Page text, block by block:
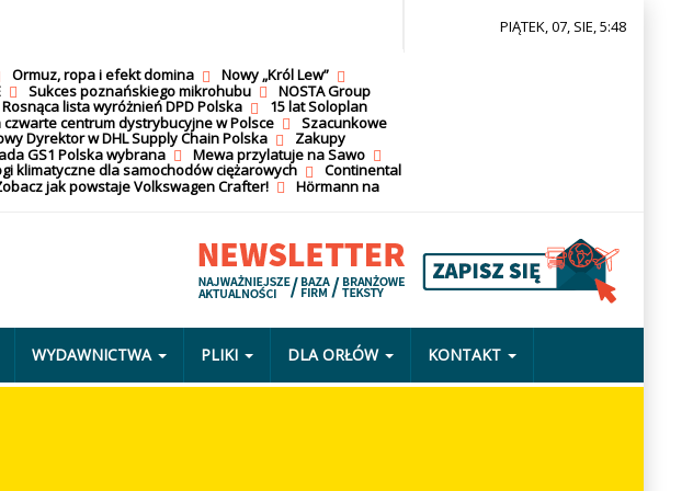
Ormuz, ropa i efekt domina
Nowy „Król Lew”
Sukces poznańskiego mikrohubu
NOSTA Group
Rosnąca lista wyróżnień DPD Polska
15 lat Soloplan
centrum dystrybucyjne w Polsce
Szacunkowe
Dyrektor w DHL Supply Chain Polska
Zakupy
GS1 Polska wybrana
Mewa przylatuje na Sawo
klimatyczne dla samochodów ciężarowych
Continental
jak powstaje Volkswagen Crafter!
Hörmann na
PIĄTEK, 07, SIE, 5:48
WYDAWNICTWA PLIKI DLA ORŁÓW KONTAKT